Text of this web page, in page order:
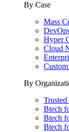
By Case
Mass
Hyper
Cloud
By
Btech
Btech
Btech